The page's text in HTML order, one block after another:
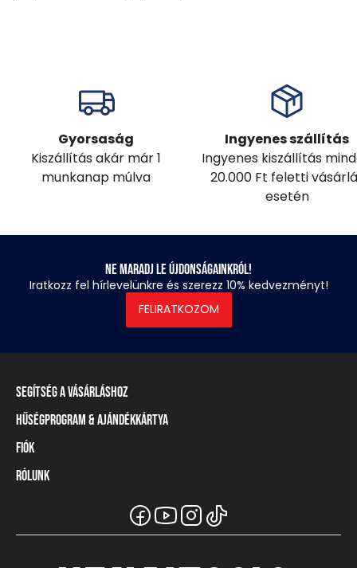
Gyorsaság
Kiszállítás akár már 1
munkanap múlva
Ingyenes szállítás
Ingyenes kiszállítás
20.000 Ft feletti
esetén
Ne maradj le újdonságainkról!
Iratkozz fel hírlevelünkre és szerezz 10% kedvezményt!
FELIRATKOZOM
Segítség a vásárláshoz
Szállítási információ
Fizetési módok
Mérettáblázat
Üzleteink és viszonteladók
Gyakori kérdések (GYIK)
Hűségprogram & Ajándékkártya
Törzsvásárlói program
Ajándékkártya
Fiók
Belépés / Regisztráció
Rólunk
A Heavy Tools márka
Viszonteladói információ